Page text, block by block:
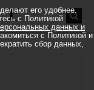
его удобнее.
с Политикой
данных и
с Политикой и
сбор данных,